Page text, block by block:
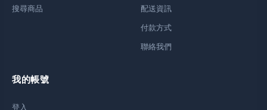
搜尋商品
配送資訊
付款方式
聯絡我們
我的帳號
登入